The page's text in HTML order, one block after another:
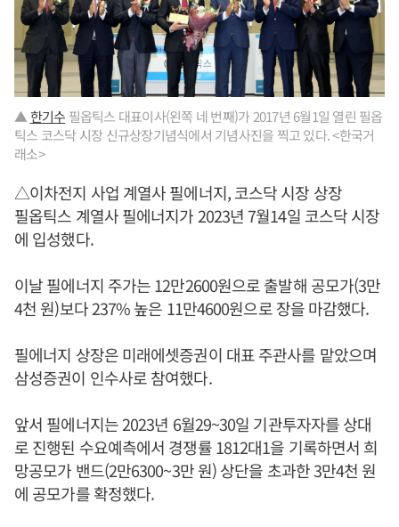
▲한기수 필옵틱스 대표이사(왼쪽 네 번째)가 2017년 6월1일 열린 필옵
틱스 코스닥 시장 신규상장기념식에서 기념사진을 찍고 있다. <한국거
래소>
△이차전지 사업 계열사 필에너지, 코스닥 시장 상장
필옵틱스 계열사 필에너지가 2023년 7월14일 코스닥 시장
에 입성했다.
이날 필에너지 주가는 12만2600원으로 출발해 공모가(3만
4천 원)보다 237% 높은 11만4600원으로 장을 마감했다.
필에너지 상장은 미래에셋증권이 대표 주관사를 맡았으며
삼성증권이 인수사로 참여했다.
앞서 필에너지는 2023년 6월29~30일 기관투자자를 상대
로 진행된 수요예측에서 경쟁률 1812대1을 기록하면서 희
망공모가 밴드(2만6300~3만 원) 상단을 초과한 3만4천 원
에 공모가를 확정했다.